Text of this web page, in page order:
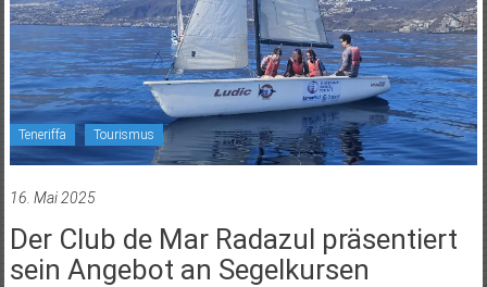
Teneriffa Tourismus
16. Mai 2025
Der Club de Mar Radazul präsentiert
sein Angebot an Segelkursen